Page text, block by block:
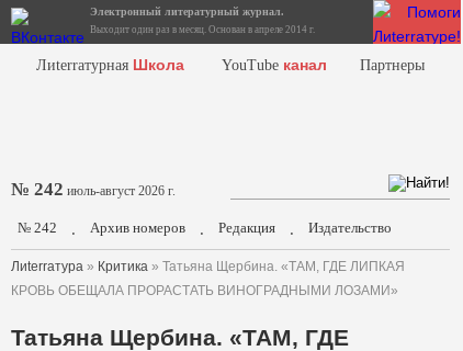
Электронный литературный журнал.
Выходит один раз в месяц. Основан в апреле 2014 г.
Лиterraтурная Школа YouTube канал Партнеры
№ 242 июль-август 2026 г.
№ 242 . Архив номеров . Редакция . Издательство
Лиterraтура » Критика » Татьяна Щербина. «ТАМ, ГДЕ ЛИПКАЯ
КРОВЬ ОБЕЩАЛА ПРОРАСТАТЬ ВИНОГРАДНЫМИ ЛОЗАМИ»
Татьяна Щербина. «ТАМ, ГДЕ